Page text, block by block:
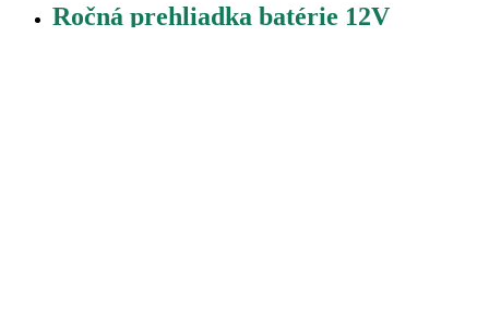
Ročná prehliadka batérie 12V